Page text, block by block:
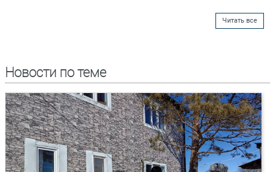
Читать все
Новости по теме